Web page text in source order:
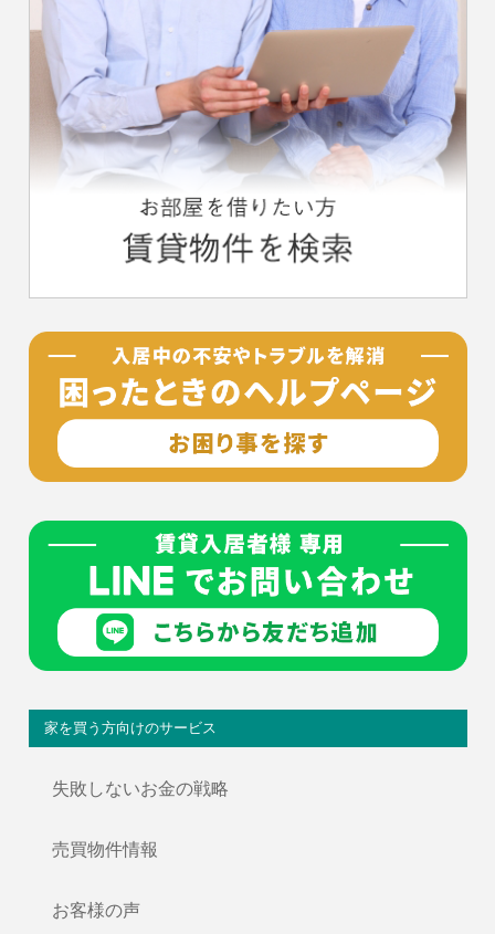
家を買う方向けのサービス
失敗しないお金の戦略
売買物件情報
お客様の声